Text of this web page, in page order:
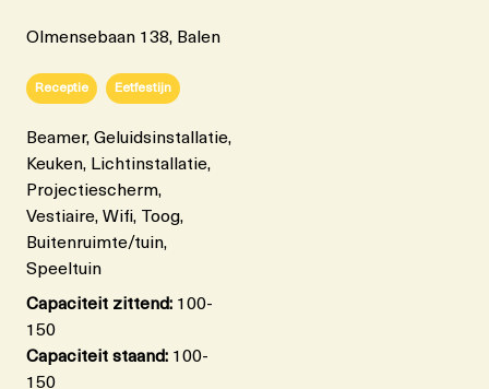
Olmensebaan 138, Balen
Receptie Eetfestijn
Beamer, Geluidsinstallatie,
Keuken, Lichtinstallatie,
Projectiescherm,
Vestiaire, Wifi, Toog,
Buitenruimte/tuin,
Speeltuin
Capaciteit zittend: 100-
150
Capaciteit staand: 100-
150